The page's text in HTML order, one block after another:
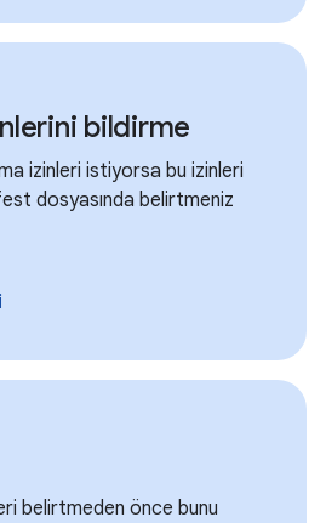
bildirme
izinleri istiyorsa bu izinleri
dosyasında belirtmeniz
belirtmeden önce bunu